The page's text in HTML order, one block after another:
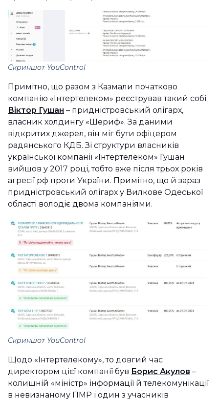
Скриншот YouControl
Примітно, що разом з Казмали початково
компанію «Інтертелеком» реєстрував такий собі
Віктор Гушан – придністровський олігарх,
власник холдингу «Шериф». За даними
відкритих джерел, він міг бути офіцером
радянського КДБ. Зі структури власників
української компанії «Інтертелеком» Гушан
вийшов у 2017 році, тобто вже після трьох років
агресії рф проти України. Примітно, що й зараз
придністровський олігарх у Вилкове Одеської
області володіє двома компаніями.
Скриншот YouControl
Щодо «Інтертелекому», то довгий час
директором цієї компанії був Борис Акулов –
колишній «міністр» інформації й телекомунікації
в невизнаному ПМР і один з учасників